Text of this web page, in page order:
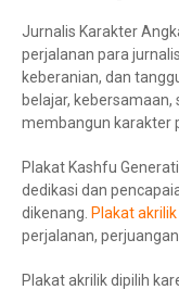
Jurnalis Karakter
perjalanan para
keberanian, dan
belajar,
membangun karakter
Plakat Kashfu
dedikasi dan
dikenang. Plakat akrilik
perjalanan,
Plakat akrilik dipilih